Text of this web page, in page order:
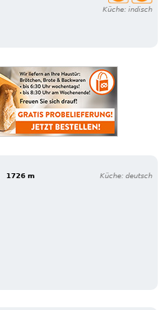
Küche: indisch
1726 m Küche: deutsch